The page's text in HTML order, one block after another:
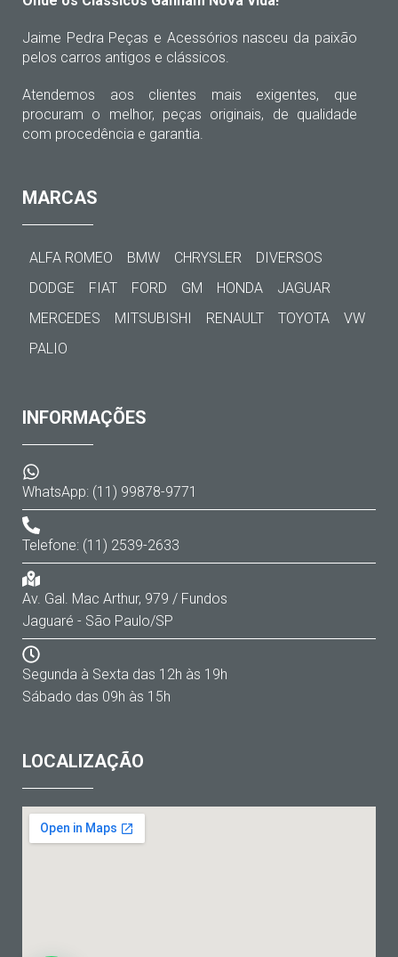
Jaime Pedra Peças e Acessórios nasceu da paixão
pelos carros antigos e clássicos.
Atendemos aos clientes mais exigentes, que
procuram o melhor, peças originais, de qualidade
com procedência e garantia.
MARCAS
ALFA ROMEO BMW CHRYSLER
DIVERSOS
DODGE
FIAT FORD GM HONDA
JAGUAR
MERCEDES
MITSUBISHI RENAULT TOYOTA
VW
PALIO
INFORMAÇÕES
WhatsApp: (11) 99878-9771
Telefone: (11) 2539-2633
Av. Gal. Mac Arthur, 979 / Fundos
Jaguaré - São Paulo/SP
Segunda à Sexta das 12h às 19h
Sábado das 09h às 15h
LOCALIZAÇÃO